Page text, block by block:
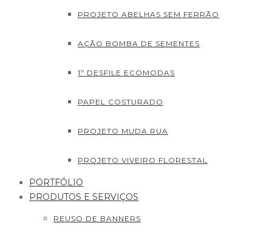
PROJETO ABELHAS SEM FERRÃO
AÇÃO BOMBA DE SEMENTES
1º DESFILE ECOMODAS
PAPEL COSTURADO
PROJETO MUDA RUA
PROJETO VIVEIRO FLORESTAL
PORTFÓLIO
PRODUTOS E SERVIÇOS
REUSO DE BANNERS